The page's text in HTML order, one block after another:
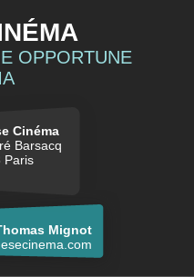
OPPORTUNE
Cinéma
Barsacq
Paris
Mignot